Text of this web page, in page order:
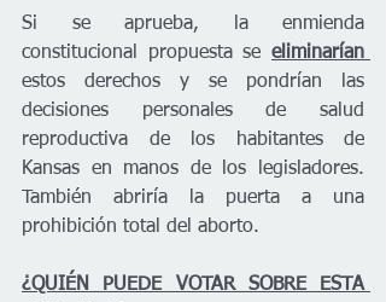
Si se aprueba, la enmienda
constitucional propuesta se
estos derechos y se pondrían las
decisiones personales de salud
reproductiva de los habitantes de
Kansas en manos de los legisladores.
También abriría la puerta a una
prohibición total del aborto.
¿QUIÉN PUEDE VOTAR SOBRE ESTA